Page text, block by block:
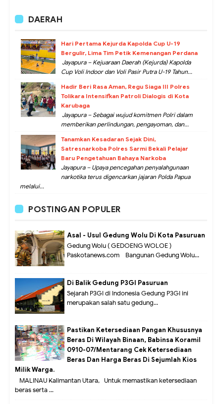
DAERAH
Hari Pertama Kejurda Kapolda Cup U-19
Bergulir, Lima Tim Petik Kemenangan Perdana
Jayapura – Kejuaraan Daerah (Kejurda) Kapolda
Cup Voli Indoor dan Voli Pasir Putra U-19 Tahun...
Hadir Beri Rasa Aman, Regu Siaga III Polres
Tolikara Intensifkan Patroli Dialogis di Kota
Karubaga
Jayapura – Sebagai wujud komitmen Polri dalam
memberikan perlindungan, pengayoman, dan...
Tanamkan Kesadaran Sejak Dini,
Satresnarkoba Polres Sarmi Bekali Pelajar
Baru Pengetahuan Bahaya Narkoba
Jayapura – Upaya pencegahan penyalahgunaan
narkotika terus digencarkan jajaran Polda Papua
melalui...
POSTINGAN POPULER
Asal - Usul Gedung Wolu Di Kota Pasuruan
Gedung Wolu ( GEDOENG WOLOE )
Paskotanews.com - Bangunan Gedung Wolu...
Di Balik Gedung P3GI Pasuruan
Sejarah P3GI di Indonesia Gedung P3GI ini
merupakan salah satu gedung...
Pastikan Ketersediaan Pangan Khususnya
Beras Di Wilayah Binaan, Babinsa Koramil
0910-07/Mentarang Cek Ketersediaan
Beras Dan Harga Beras Di Sejumlah Kios
Milik Warga.
MALINAU Kalimantan Utara,- Untuk memastikan ketersediaan
beras serta ...